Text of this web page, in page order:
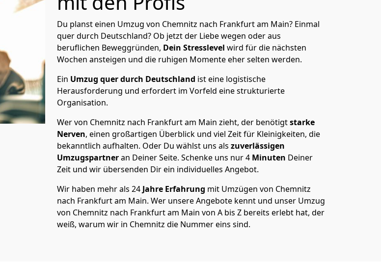
Du planst einen Umzug von Chemnitz nach Frankfurt am Main? Einmal
quer durch Deutschland? Ob jetzt der Liebe wegen oder aus
beruflichen Beweggründen, Dein Stresslevel wird für die nächsten
Wochen ansteigen und die ruhigen Momente eher selten werden.
Ein Umzug quer durch Deutschland ist eine logistische
Herausforderung und erfordert im Vorfeld eine strukturierte
Organisation.
Wer von Chemnitz nach Frankfurt am Main zieht, der benötigtstarke
Nerven, einen großartigen Überblick und viel Zeit für Kleinigkeiten, die
bekanntlich aufhalten. Oder Du wählst uns als zuverlässigen
Umzugspartneran Deiner Seite. Schenke uns nur4 Minuten Deiner
Zeit und wir übersenden Dir ein individuelles Angebot.
Wir haben mehr als 24 Jahre Erfahrung mit Umzügen von Chemnitz
nach Frankfurt am Main. Wer unsere Angebote kennt und unser Umzug
von Chemnitz nach Frankfurt am Main von A bis Z bereits erlebt hat, der
weiß, warum wir in Chemnitz die Nummer eins sind.